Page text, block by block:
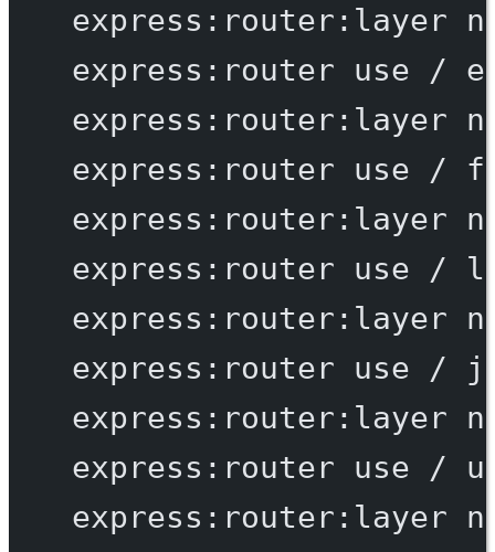
express:router:layer
express:router
use /
express:router:layer
express:router
use /
express:router:layer
express:router
use /
express:router:layer
express:router
use /
express:router:layer
express:router
use /
express:router:layer